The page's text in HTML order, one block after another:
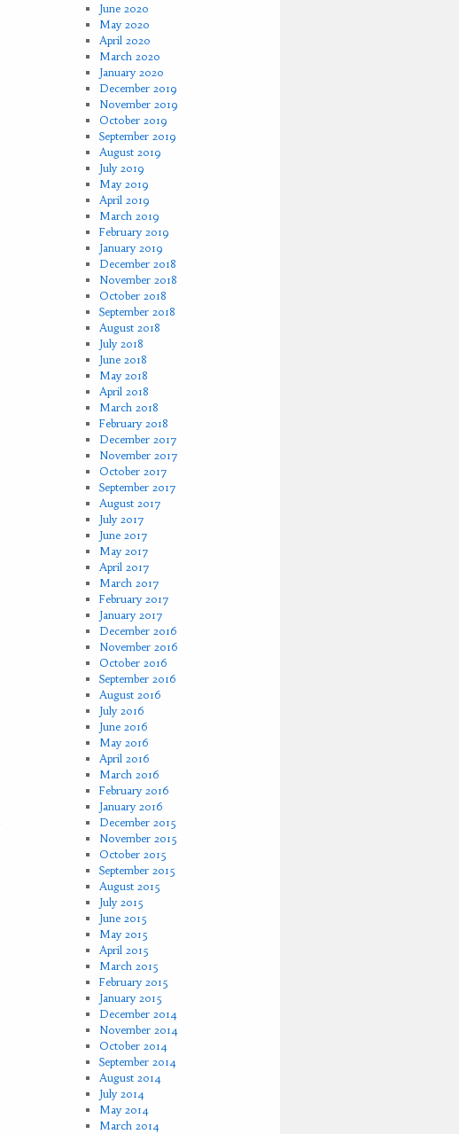
June 2020
May 2020
April 2020
March 2020
January 2020
December 2019
November 2019
October 2019
September 2019
August 2019
July 2019
May 2019
April 2019
March 2019
February 2019
January 2019
December 2018
November 2018
October 2018
September 2018
August 2018
July 2018
June 2018
May 2018
April 2018
March 2018
February 2018
December 2017
November 2017
October 2017
September 2017
August 2017
July 2017
June 2017
May 2017
April 2017
March 2017
February 2017
January 2017
December 2016
November 2016
October 2016
September 2016
August 2016
July 2016
June 2016
May 2016
April 2016
March 2016
February 2016
January 2016
December 2015
November 2015
October 2015
September 2015
August 2015
July 2015
June 2015
May 2015
April 2015
March 2015
February 2015
January 2015
December 2014
November 2014
October 2014
September 2014
August 2014
July 2014
May 2014
March 2014